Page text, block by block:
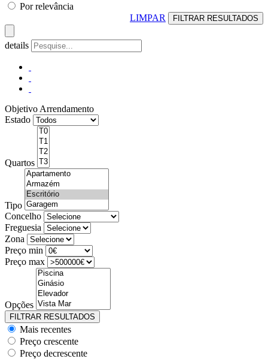
Por relevância
LIMPAR
details
Objetivo Arrendamento
Estado
Quartos
Tipo
Concelho
Freguesia
Zona
Preço min
Preço max
Opções
Mais recentes
Preço crescente
Preço decrescente